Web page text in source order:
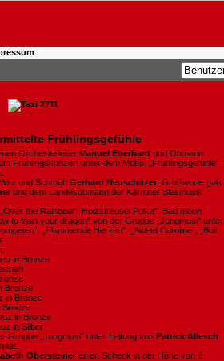
Frühlingsgefühle
Orchesterleiter Manuel Eberhard und Obmann
Frühlingskonzert unter dem Motto: „Frühlingsgefühle“
und Schmäh Gerhard Neuschitzer . Grußworte gab
und dem Landesobmann der Kärntner Blasmusik
the Rainbow“, Holzstreusel Polka“, Bad moon
to train your dragon“ von der Gruppe „Jungmusi“ unter
„Flammende Herzen“, „Sweet Caroline“, „Böll
in Bronze
Bronze
in Bronze
Bronze
in Bronze
in Silber
Gruppe „Jungmusi“ unter Leitung von Patrick Allesch
Obersteiner einen Scheck in der Höhe von €